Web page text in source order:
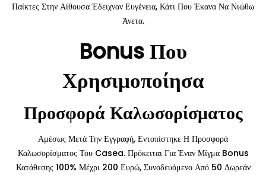
Παίκτες Στην Αίθουσα Έδειχναν Ευγένεια, Κάτι Που Έκανα Να Νιώθω
Άνετα.
Bonus Που
Χρησιμοποίησα
Προσφορά Καλωσορίσματος
Αμέσως Μετά Την Εγγραφή, Εντοπίστηκε Η Προσφορά
Καλωσορίσματος Του Casea. Πρόκειται Για Έναν Μίγμα Bonus
Κατάθεσης 100% Μέχρι 200 Ευρώ, Συνοδευόμενο Από 50 Δωρεάν